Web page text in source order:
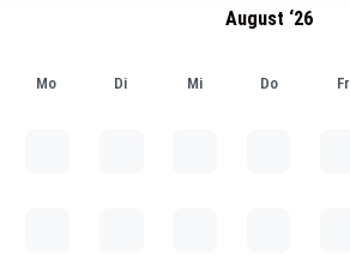
August ‘26
Mo Di Mi Do Fr